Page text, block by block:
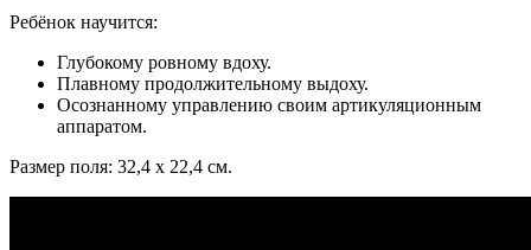
Ребёнок научится:
Глубокому ровному вдоху.
Плавному продолжительному выдоху.
Осознанному управлению своим артикуляционным
аппаратом.
Размер поля: 32,4 х 22,4 см.